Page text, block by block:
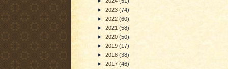
► 2023 (74)
► 2022 (60)
► 2021 (58)
► 2020 (50)
► 2019 (17)
► 2018 (38)
► 2017 (46)